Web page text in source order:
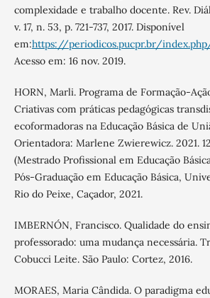
complexidade e trabalho docente. Rev.
v. 17, n. 53, p. 721-737, 2017. Disponível
em:https://periodicos.pucpr.br/
Acesso em: 16 nov. 2019.
HORN, Marli. Programa de Formação-
Criativas com práticas pedagógicas
ecoformadoras na Educação Básica de
Orientadora: Marlene Zwierewicz. 2021.
(Mestrado Profissional em Educação
Pós-Graduação em Educação Básica,
Rio do Peixe, Caçador, 2021.
IMBERNÓN, Francisco. Qualidade do
professorado: uma mudança necessária.
Cobucci Leite. São Paulo: Cortez, 2016.
MORAES, Maria Cândida. O paradigma